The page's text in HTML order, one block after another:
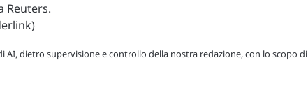
Reuters.
dietro supervisione e controllo della nostra redazione, con lo scopo di